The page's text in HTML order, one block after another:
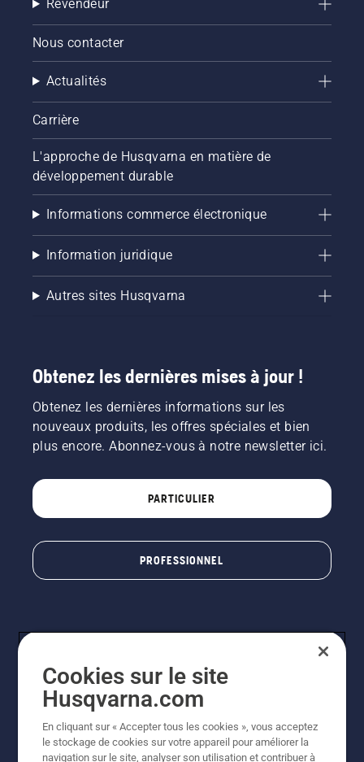
Revendeur
Nous contacter
Actualités
Carrière
L'approche de Husqvarna en matière de
développement durable
Informations commerce électronique
Information juridique
Autres sites Husqvarna
Obtenez les dernières mises à jour !
Obtenez les dernières informations sur les
nouveaux produits, les offres spéciales et bien
plus encore. Abonnez-vous à notre newsletter ici.
PARTICULIER
PROFESSIONNEL
© Husqvarna AB (publ). Tous droits réservés. Les prix
indiqués sont à titre indicatif de Husqvarna Schweiz AG
Cookies sur le site
Husqvarna.com
En cliquant sur « Accepter tous les cookies », vous acceptez
le stockage de cookies sur votre appareil pour améliorer la
navigation sur le site, analyser son utilisation et contribuer à